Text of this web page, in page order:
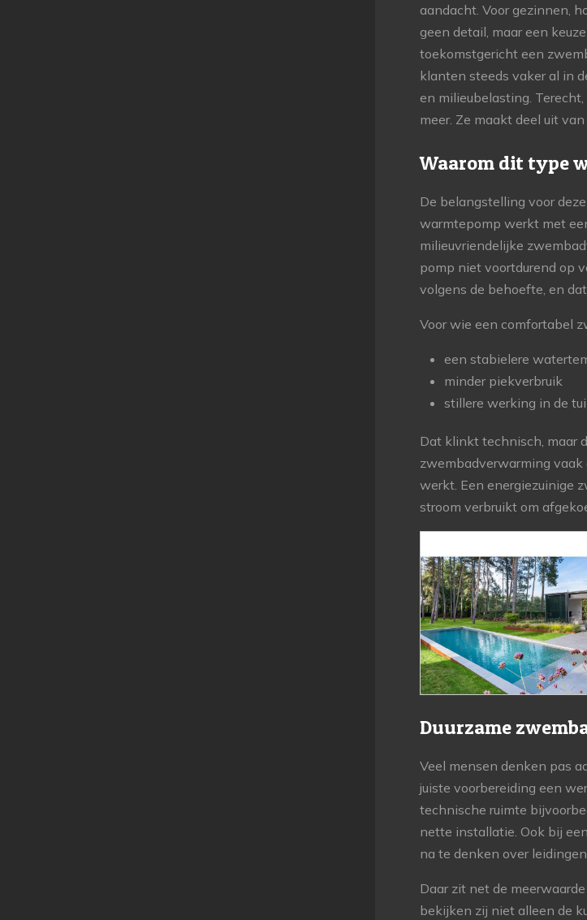
aandacht. Voor gezinnen,
geen detail, maar een
toekomstgericht een
klanten steeds vaker al in
en milieubelasting.
meer. Ze maakt deel uit
Waarom dit type
De belangstelling voor
warmtepomp werkt met
milieuvriendelijke
pomp niet voortdurend op
volgens de behoefte, en
Voor wie een comfortabel
een stabielere
minder piekverbruik
stillere werking in de
Dat klinkt technisch, maar
zwembadverwarming
werkt. Een energiezuinige
stroom verbruikt om
Duurzame
Veel mensen denken pas
juiste voorbereiding een
technische ruimte
nette installatie. Ook bij een
na te denken over
Daar zit net de
bekijken zij niet alleen de